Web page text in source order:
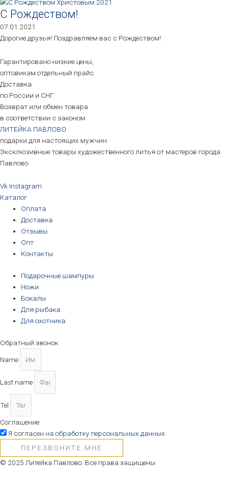
С Рождеством!
07.01.2021
Дорогие друзья! Поздравляем вас с Рождеством!
Гарантировано низкие цены,
оптовикам отдельный прайс
Доставка
по России и СНГ
Возврат или обмен товара
в соответствии с законом
ЛИТЕЙКА ПАВЛОВО
подарки для настоящих мужчин
Эксклюзивные товары художественного литья от мастеров города
Павлово
Vk Instagram
Каталог
Оплата
Доставка
Отзывы
Опт
Контакты
Подарочные шампуры
Ножи
Бокалы
Для рыбака
Для охотника
Обратный звонок
Name
Last name
Tel
Соглашение
Я согласен на обработку персональных данных
ПЕРЕЗВОНИТЕ МНЕ
© 2025 Литейка Павлово. Все права защищены